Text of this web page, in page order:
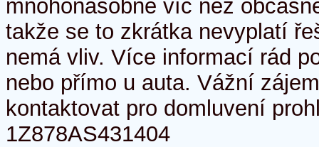
mnohonásobně víc než
takže se to zkrátka nevyplatí
nemá vliv. Více informací rád
nebo přímo u auta. Vážní
kontaktovat pro domluvení
1Z878AS431404